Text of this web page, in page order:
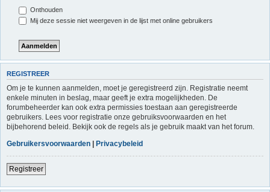
Onthouden
Mij deze sessie niet weergeven in de lijst met online gebruikers
REGISTREER
Om je te kunnen aanmelden, moet je geregistreerd zijn. Registratie neemt
enkele minuten in beslag, maar geeft je extra mogelijkheden. De
forumbeheerder kan ook extra permissies toestaan aan geregistreerde
gebruikers. Lees voor registratie onze gebruiksvoorwaarden en het
bijbehorend beleid. Bekijk ook de regels als je gebruik maakt van het forum.
Gebruikersvoorwaarden | Privacybeleid
Registreer